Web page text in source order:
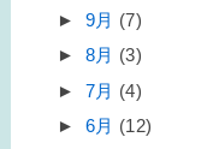
► 9月 (7)
► 8月 (3)
► 7月 (4)
► 6月 (12)